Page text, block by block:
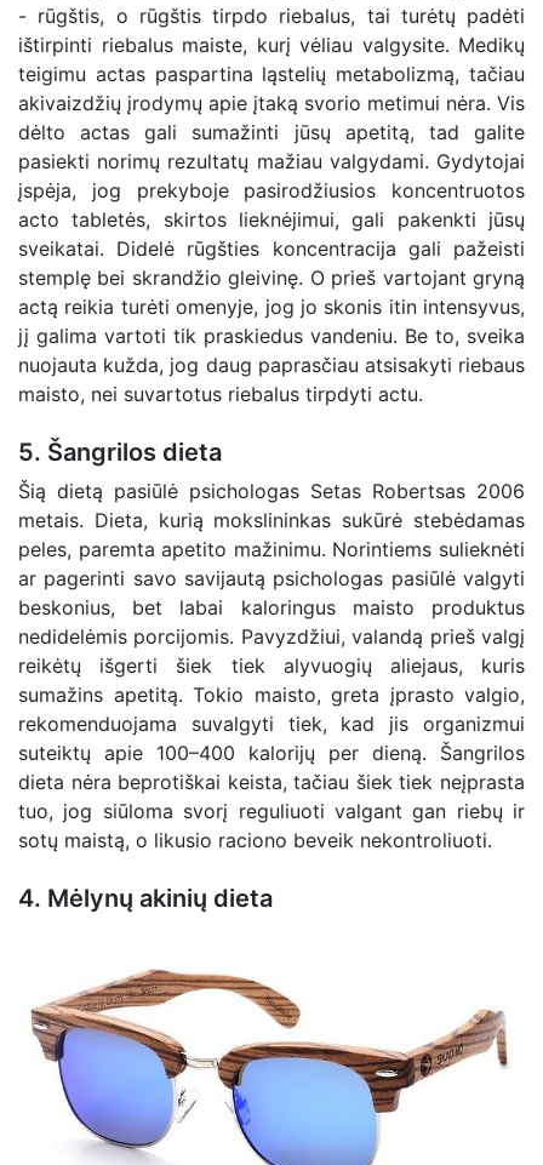
- rūgštis, o rūgštis tirpdo riebalus, tai turėtų padėti
ištirpinti riebalus maiste, kurį vėliau valgysite. Medikų
teigimu actas paspartina ląstelių metabolizmą, tačiau
akivaizdžių įrodymų apie įtaką svorio metimui nėra. Vis
dėlto actas gali sumažinti jūsų apetitą, tad galite
pasiekti norimų rezultatų mažiau valgydami. Gydytojai
įspėja, jog prekyboje pasirodžiusios koncentruotos
acto tabletės, skirtos lieknėjimui, gali pakenkti jūsų
sveikatai. Didelė rūgšties koncentracija gali pažeisti
stemplę bei skrandžio gleivinę. O prieš vartojant gryną
actą reikia turėti omenyje, jog jo skonis itin intensyvus,
jį galima vartoti tik praskiedus vandeniu. Be to, sveika
nuojauta kužda, jog daug paprasčiau atsisakyti riebaus
maisto, nei suvartotus riebalus tirpdyti actu.
5. Šangrilos dieta
Šią dietą pasiūlė psichologas Setas Robertsas 2006
metais. Dieta, kurią mokslininkas sukūrė stebėdamas
peles, paremta apetito mažinimu. Norintiems sulieknėti
ar pagerinti savo savijautą psichologas pasiūlė valgyti
beskonius, bet labai kaloringus maisto produktus
nedidelėmis porcijomis. Pavyzdžiui, valandą prieš valgį
reikėtų išgerti šiek tiek alyvuogių aliejaus, kuris
sumažins apetitą. Tokio maisto, greta įprasto valgio,
rekomenduojama suvalgyti tiek, kad jis organizmui
suteiktų apie 100–400 kalorijų per dieną. Šangrilos
dieta nėra beprotiškai keista, tačiau šiek tiek neįprasta
tuo, jog siūloma svorį reguliuoti valgant gan riebų ir
sotų maistą, o likusio raciono beveik nekontroliuoti.
4. Mėlynų akinių dieta